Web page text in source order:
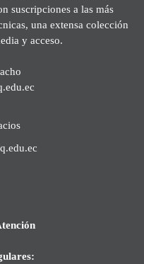
suscripciones a las más
una extensa colección
y acceso.